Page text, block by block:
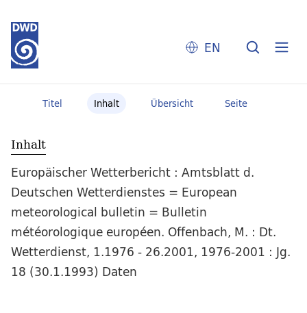
EN
Titel Inhalt Übersicht Seite
Inhalt
Europäischer Wetterbericht : Amtsblatt d.
Deutschen Wetterdienstes = European
meteorological bulletin = Bulletin
météorologique européen. Offenbach, M. : Dt.
Wetterdienst, 1.1976 - 26.2001, 1976-2001 : Jg.
18 (30.1.1993) Daten